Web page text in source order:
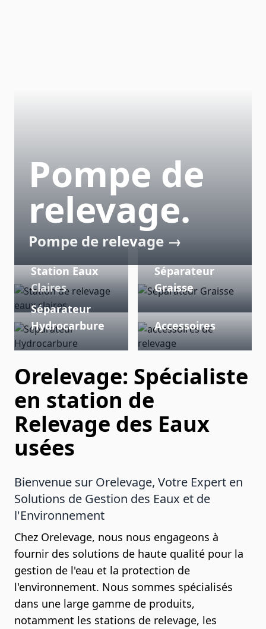
Pompe de
relevage.
Pompe de relevage →
Station Eaux
Claires
Séparateur
Graisse
Séparateur
Hydrocarbure
Accessoires
Orelevage: Spécialiste
en station de
Relevage des Eaux
usées
Bienvenue sur Orelevage, Votre Expert en
Solutions de Gestion des Eaux et de
l'Environnement
Chez Orelevage, nous nous engageons à
fournir des solutions de haute qualité pour la
gestion de l'eau et la protection de
l'environnement. Nous sommes spécialisés
dans une large gamme de produits,
notamment les stations de relevage, les